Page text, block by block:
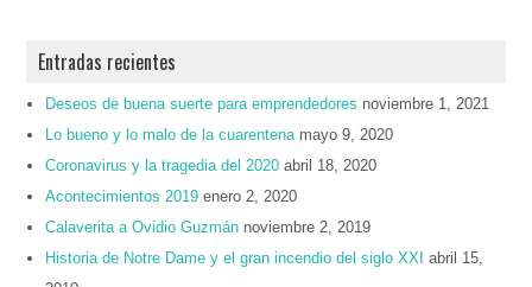
Entradas recientes
Deseos de buena suerte para emprendedores noviembre 1, 2021
Lo bueno y lo malo de la cuarentena mayo 9, 2020
Coronavirus y la tragedia del 2020 abril 18, 2020
Acontecimientos 2019 enero 2, 2020
Calaverita a Ovidio Guzmán noviembre 2, 2019
Historia de Notre Dame y el gran incendio del siglo XXI
abril 15,